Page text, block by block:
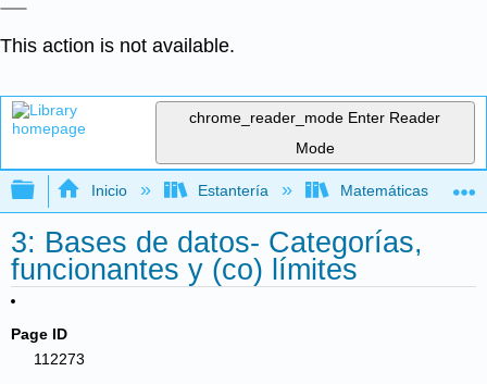
This action is not available.
chrome_reader_mode Enter Reader
Mode
Expandir/contraer jerarquía global
Inicio Estantería Matemáticas
3: Bases de datos- Categorías,
funcionantes y (co) límites
Page ID
112273